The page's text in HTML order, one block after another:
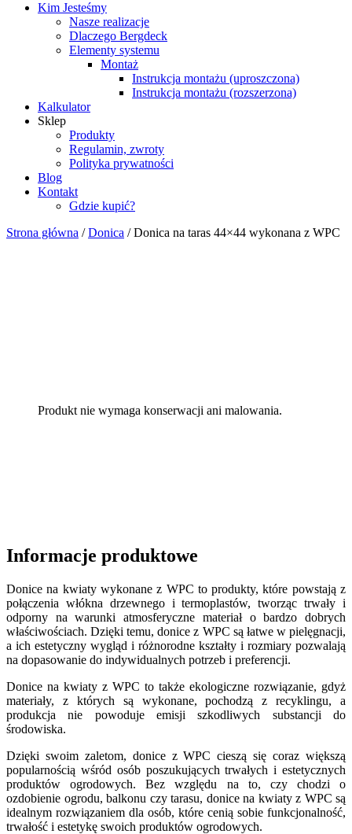
Kim Jesteśmy
Nasze realizacje
Dlaczego Bergdeck
Elementy systemu
Montaż
Instrukcja montażu (uproszczona)
Instrukcja montażu (rozszerzona)
Kalkulator
Sklep
Produkty
Regulamin, zwroty
Polityka prywatności
Blog
Kontakt
Gdzie kupić?
Strona główna /Donica / Donica na taras 44×44 wykonana z WPC
Produkt nie wymaga konserwacji ani malowania.
Informacje produktowe
Donice na kwiaty wykonane z WPC to produkty, które powstają z
połączenia włókna drzewnego i termoplastów, tworząc trwały i
odporny na warunki atmosferyczne materiał o bardzo dobrych
właściwościach. Dzięki temu, donice z WPC są łatwe w pielęgnacji,
a ich estetyczny wygląd i różnorodne kształty i rozmiary pozwalają
na dopasowanie do indywidualnych potrzeb i preferencji.
Donice na kwiaty z WPC to także ekologiczne rozwiązanie, gdyż
materiały, z których są wykonane, pochodzą z recyklingu, a
produkcja nie powoduje emisji szkodliwych substancji do
środowiska.
Dzięki swoim zaletom, donice z WPC cieszą się coraz większą
popularnością wśród osób poszukujących trwałych i estetycznych
produktów ogrodowych. Bez względu na to, czy chodzi o
ozdobienie ogrodu, balkonu czy tarasu, donice na kwiaty z WPC są
idealnym rozwiązaniem dla osób, które cenią sobie funkcjonalność,
trwałość i estetykę swoich produktów ogrodowych.